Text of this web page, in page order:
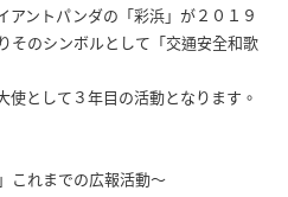
アントパンダの「彩浜」が２０１９
そのシンボルとして「交通安全和歌
使として３年目の活動となります。
これまでの広報活動〜